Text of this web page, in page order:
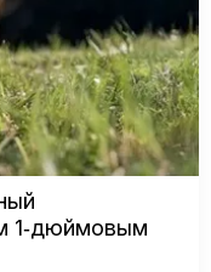
1‑дюймовым